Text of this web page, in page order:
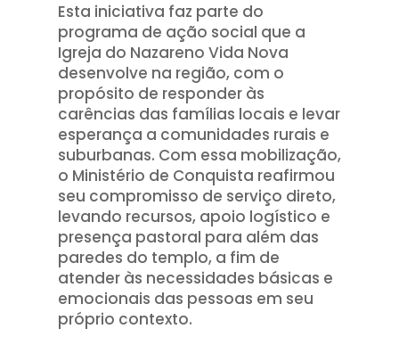
Esta iniciativa faz parte do
programa de ação social que a
Igreja do Nazareno Vida Nova
desenvolve na região, com o
propósito de responder às
carências das famílias locais e levar
esperança a comunidades rurais e
suburbanas. Com essa mobilização,
o Ministério de Conquista reafirmou
seu compromisso de serviço direto,
levando recursos, apoio logístico e
presença pastoral para além das
paredes do templo, a fim de
atender às necessidades básicas e
emocionais das pessoas em seu
próprio contexto.